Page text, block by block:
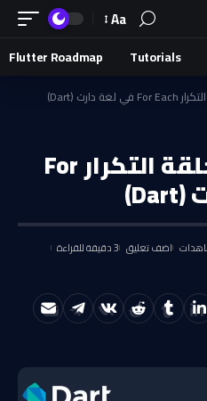
Aa
Tutorials
Flutter Roadmap
الدرس 12: شرح حلقة التكرار For
اضف تعليق 3 دقيقة للقراءة